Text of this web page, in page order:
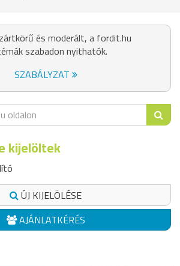
és moderált, a fordit.hu
szabadon nyithatók.
SZABÁLYZAT
kijelöltek
ÚJ KIJELÖLÉSE
AJÁNLATKÉRÉS